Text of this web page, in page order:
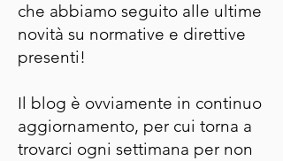
che abbiamo seguito alle ultime
novità su normative e direttive
presenti!
Il blog è ovviamente in continuo
aggiornamento, per cui torna a
trovarci ogni settimana per non